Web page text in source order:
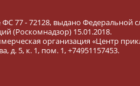
77 - 72128, выдано Федеральной
(Роскомнадзор) 15.01.2018.
организация «Центр
д. 5, к. 1, пом. 1, +74951157453.